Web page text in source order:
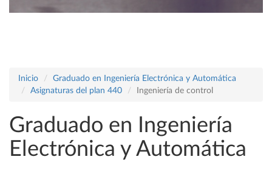
Inicio
Graduado en Ingeniería Electrónica y Automática
Asignaturas del plan 440
Ingeniería de control
Graduado en Ingeniería
Electrónica y Automática